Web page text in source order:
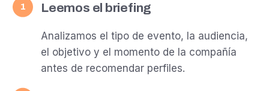
1 Leemos el briefing
Analizamos el tipo de evento, la audiencia,
el objetivo y el momento de la compañía
antes de recomendar perfiles.